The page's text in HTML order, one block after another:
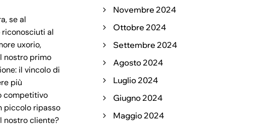
se al
al
uxorio,
nostro primo
il vincolo di
più
competitivo
piccolo ripasso
nostro cliente?
Novembre 2024
Ottobre 2024
Settembre 2024
Agosto 2024
Luglio 2024
Giugno 2024
Maggio 2024